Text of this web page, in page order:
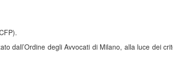
dall’Ordine degli Avvocati di Milano, alla luce dei